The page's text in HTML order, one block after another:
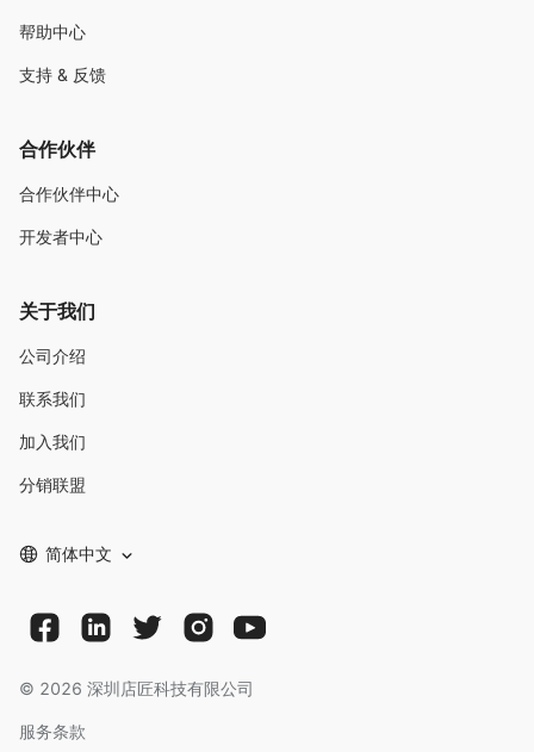
帮助中心
支持 & 反馈
合作伙伴
合作伙伴中心
开发者中心
关于我们
公司介绍
联系我们
加入我们
分销联盟
简体中文
© 2026 深圳店匠科技有限公司
服务条款